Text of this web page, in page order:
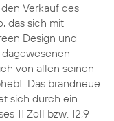
Verkauf des
das sich mit
Design und
von allen seinen
Das brandneue
sich durch ein
11 Zoll bzw. 12,9